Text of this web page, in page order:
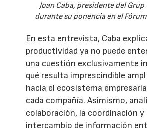
Joan Caba, presidente del Grup
durante su ponencia en el
En esta entrevista, Caba
productividad ya no puede
una cuestión exclusivamente
qué resulta imprescindible
hacia el ecosistema
cada compañía. Asimismo,
colaboración, la coordinación y
intercambio de información